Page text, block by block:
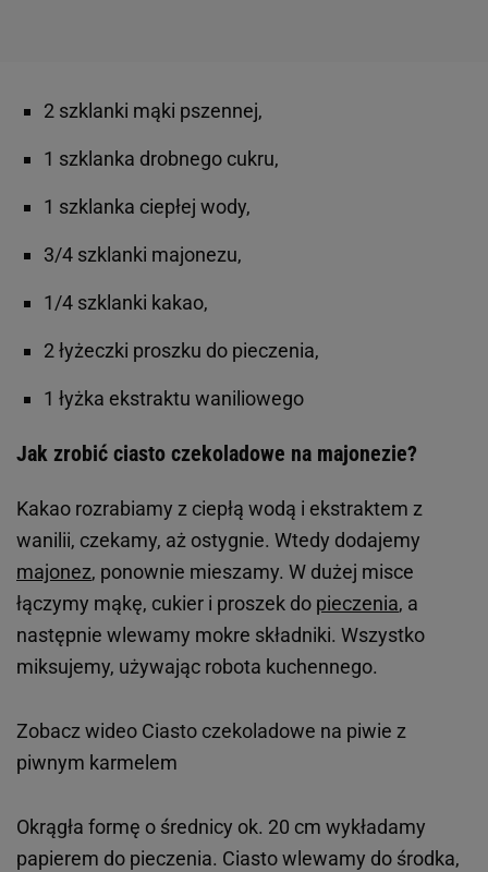
2 szklanki mąki pszennej,
1 szklanka drobnego cukru,
1 szklanka ciepłej wody,
3/4 szklanki majonezu,
1/4 szklanki kakao,
2 łyżeczki proszku do pieczenia,
1 łyżka ekstraktu waniliowego
Jak zrobić ciasto czekoladowe na majonezie?
Kakao rozrabiamy z ciepłą wodą i ekstraktem z
wanilii, czekamy, aż ostygnie. Wtedy dodajemy
majonez, ponownie mieszamy. W dużej misce
łączymy mąkę, cukier i proszek do pieczenia, a
następnie wlewamy mokre składniki. Wszystko
miksujemy, używając robota kuchennego.
Zobacz wideo Ciasto czekoladowe na piwie z
piwnym karmelem
Okrągła formę o średnicy ok. 20 cm wykładamy
papierem do pieczenia. Ciasto wlewamy do środka,